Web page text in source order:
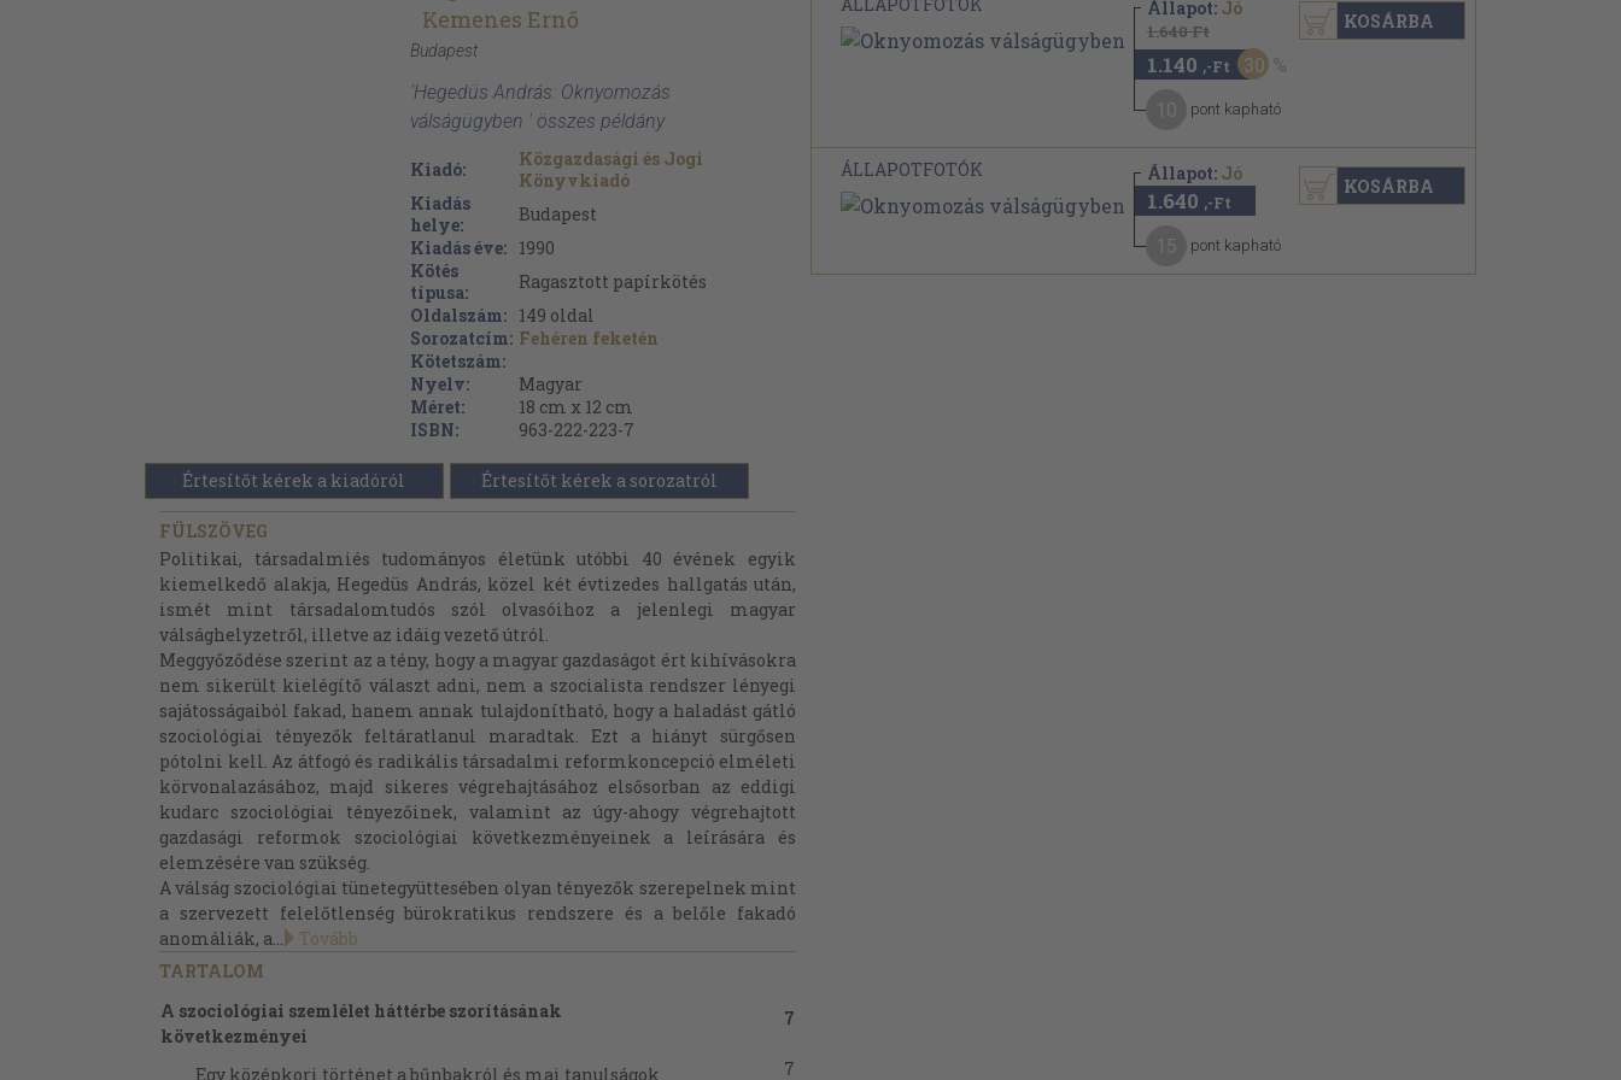
Kemenes Ernő
Budapest
'Hegedüs András: Oknyomozás
válságügyben ' összes példány
Kiadó:
Közgazdasági és Jogi
Könyvkiadó
Kiadás
helye:
Budapest
Kiadás éve: 1990
Kötés
típusa:
Ragasztott papírkötés
Oldalszám: 149 oldal
Sorozatcím: Fehéren feketén
Kötetszám:
Nyelv:
Magyar
Méret:
18 cm x 12 cm
ISBN:
963-222-223-7
Értesítőt kérek a kiadóról Értesítőt kérek a sorozatról
FÜLSZÖVEG
Politikai, társadalmiés tudományos életünk utóbbi 40 évének egyik
kiemelkedő alakja, Hegedüs András, közel két évtizedes hallgatás után,
ismét mint társadalomtudós szól olvasóihoz a jelenlegi magyar
válsághelyzetről, illetve az idáig vezető útról.
Meggyőződése szerint az a tény, hogy a magyar gazdaságot ért kihívásokra
nem sikerült kielégítő választ adni, nem a szocialista rendszer lényegi
sajátosságaiból fakad, hanem annak tulajdonítható, hogy a haladást gátló
szociológiai tényezők feltáratlanul maradtak. Ezt a hiányt sürgősen
pótolni kell. Az átfogó és radikális társadalmi reformkoncepció elméleti
körvonalazásához, majd sikeres végrehajtásához elsősorban az eddigi
kudarc szociológiai tényezőinek, valamint az úgy-ahogy végrehajtott
gazdasági reformok szociológiai következményeinek a leírására és
elemzésére van szükség.
A válság szociológiai tünetegyüttesében olyan tényezők szerepelnek mint
a szervezett felelőtlenség bürokratikus rendszere és a belőle fakadó
anomáliák, a...
Tovább
TARTALOM
A szociológiai szemlélet háttérbe szorításának
következményei
7
Egy középkori történet a bűnbakról és mai tanulságok
7
Állapot: Jó
1.640 Ft
1.140 ,-Ft 30
pont kapható
KOSÁRBA
ÁLLAPOTFOTÓK Állapot: Jó
1.640 ,-Ft
pont kapható
KOSÁRBA